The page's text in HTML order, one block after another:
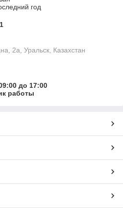
год
2а, Уральск, Казахстан
до 17:00
работы